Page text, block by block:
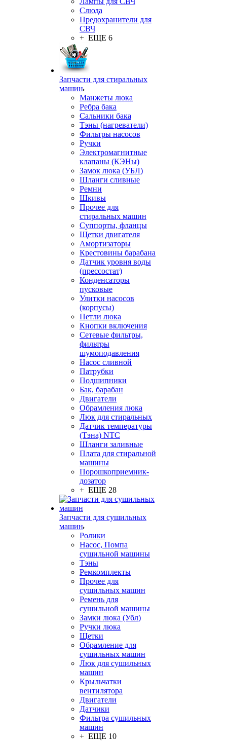
Слюда
Предохранители для
СВЧ
+ ЕЩЕ 6
Запчасти для стиральных
машин
Манжеты люка
Ребра бака
Сальники бака
Тэны (нагреватели)
Фильтры насосов
Ручки
Электромагнитные
клапаны (КЭНы)
Замок люка (УБЛ)
Шланги сливные
Ремни
Шкивы
Прочее для
стиральных машин
Суппорты, фланцы
Щетки двигателя
Амортизаторы
Крестовины барабана
Датчик уровня воды
(прессостат)
Конденсаторы
пусковые
Улитки насосов
(корпусы)
Петли люка
Кнопки включения
Сетевые фильтры,
фильтры
шумоподавления
Насос сливной
Патрубки
Подшипники
Бак, барабан
Двигатели
Обрамления люка
Люк для стиральных
Датчик температуры
(Тэна) NTC
Шланги заливные
Плата для стиральной
машины
Порошкоприемник-
дозатор
+ ЕЩЕ 28
Запчасти для сушильных
машин
Ролики
Насос, Помпа
сушильной машины
Тэны
Ремкомплекты
Прочее для
сушильных машин
Ремень для
сушильной машины
Замки люка (Убл)
Ручки люка
Щетки
Обрамление для
сушильных машин
Люк для сушильных
машин
Крыльчатки
вентилятора
Двигатели
Датчики
Фильтра сушильных
машин
+ ЕЩЕ 10